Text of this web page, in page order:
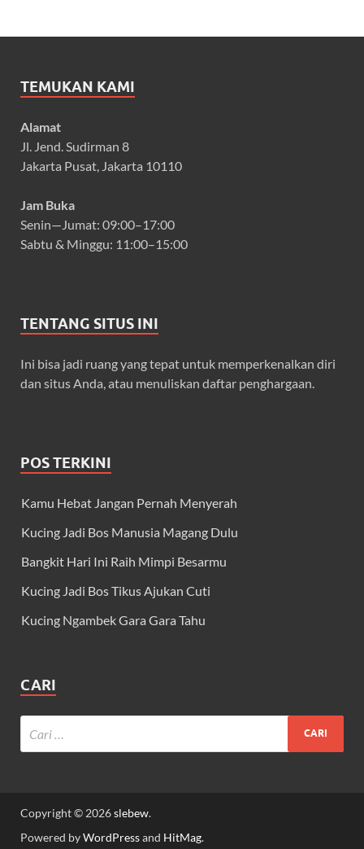
TEMUKAN KAMI
Alamat
Jl. Jend. Sudirman 8
Jakarta Pusat, Jakarta 10110
Jam Buka
Senin—Jumat: 09:00–17:00
Sabtu & Minggu: 11:00–15:00
TENTANG SITUS INI
Ini bisa jadi ruang yang tepat untuk memperkenalkan diri
dan situs Anda, atau menuliskan daftar penghargaan.
POS TERKINI
Kamu Hebat Jangan Pernah Menyerah
Kucing Jadi Bos Manusia Magang Dulu
Bangkit Hari Ini Raih Mimpi Besarmu
Kucing Jadi Bos Tikus Ajukan Cuti
Kucing Ngambek Gara Gara Tahu
CARI
Copyright © 2026slebew.
Powered byWordPressand HitMag.